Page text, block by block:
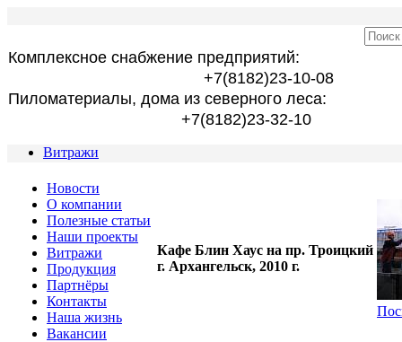
Комплексное снабжение предприятий:
+7(8182)23-10-08
Пиломатериалы, дома из северного леса:
+7(8182)23-32-10
Витражи
Новости
О компании
Полезные статьи
Наши проекты
Витражи
Продукция
Партнёры
Контакты
Наша жизнь
Вакансии
Кафе Блин Хаус на пр. Троицкий
г. Архангельск, 2010 г.